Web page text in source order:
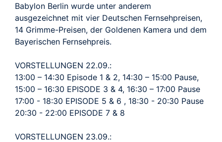
Babylon Berlin wurde unter anderem
ausgezeichnet mit vier Deutschen Fernsehpreisen,
14 Grimme-Preisen, der Goldenen Kamera und dem
Bayerischen Fernsehpreis.
VORSTELLUNGEN 22.09.:
13:00 – 14:30 Episode 1 & 2, 14:30 – 15:00 Pause,
15:00 – 16:30 EPISODE 3 & 4, 16:30 – 17:00 Pause
17:00 - 18:30 EPISODE 5 & 6 , 18:30 - 20:30 Pause
20:30 - 22:00 EPISODE 7 & 8
VORSTELLUNGEN 23.09.: